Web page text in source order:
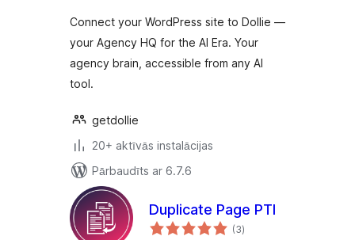
Connect your WordPress site to Dollie —
your Agency HQ for the AI Era. Your
agency brain, accessible from any AI
tool.
getdollie
20+ aktīvās instalācijas
Pārbaudīts ar 6.7.6
Duplicate Page PTI
(3vērtējumu
kopsumma
)